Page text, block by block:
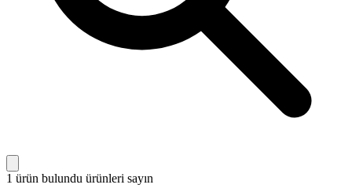
1 ürün bulundu ürünleri sayın